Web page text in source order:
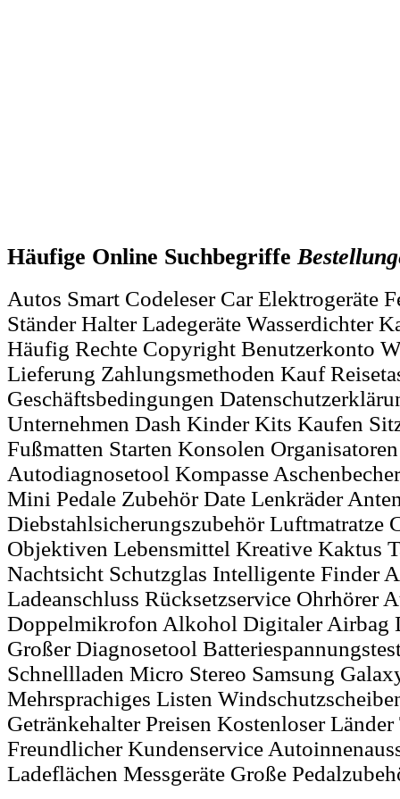
Häufige Online Suchbegriffe
Autos Smart Codeleser Car Elektrogeräte
Ständer Halter Ladegeräte Wasserdichter
Häufig Rechte Copyright Benutzerkonto
Lieferung Zahlungsmethoden Kauf
Geschäftsbedingungen
Unternehmen Dash Kinder Kits Kaufen
Fußmatten Starten Konsolen
Autodiagnosetool Kompasse
Mini Pedale Zubehör Date Lenkräder
Diebstahlsicherungszubehör Luftmatratze
Objektiven Lebensmittel Kreative Kaktus
Nachtsicht Schutzglas Intelligente Finder
Ladeanschluss Rücksetzservice Ohrhörer
Doppelmikrofon Alkohol Digitaler Airbag
Großer Diagnosetool
Schnellladen Micro Stereo Samsung
Mehrsprachiges Listen
Getränkehalter Preisen Kostenloser
Freundlicher Kundenservice
Ladeflächen Messgeräte Große